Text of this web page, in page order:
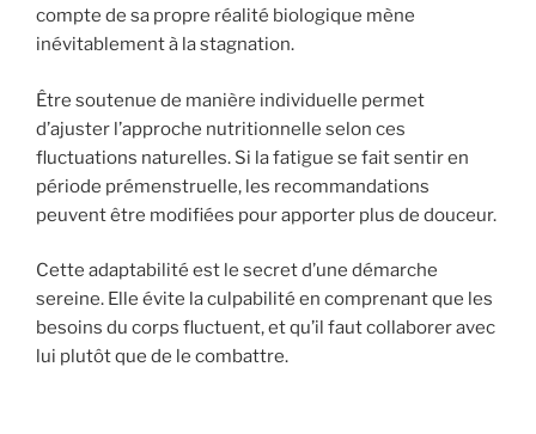
compte de sa propre réalité biologique mène
inévitablement à la stagnation.
Être soutenue de manière individuelle permet
d’ajuster l’approche nutritionnelle selon ces
fluctuations naturelles. Si la fatigue se fait sentir en
période prémenstruelle, les recommandations
peuvent être modifiées pour apporter plus de douceur.
Cette adaptabilité est le secret d’une démarche
sereine. Elle évite la culpabilité en comprenant que les
besoins du corps fluctuent, et qu’il faut collaborer avec
lui plutôt que de le combattre.